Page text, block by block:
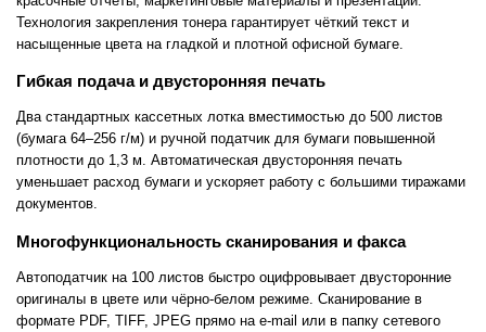
Технология закрепления тонера гарантирует чёткий текст и
насыщенные цвета на гладкой и плотной офисной бумаге.
Гибкая подача и двусторонняя печать
Два стандартных кассетных лотка вместимостью до 500 листов
(бумага 64–256 г/м) и ручной податчик для бумаги повышенной
плотности до 1,3 м. Автоматическая двусторонняя печать
уменьшает расход бумаги и ускоряет работу с большими тиражами
документов.
Многофункциональность сканирования и факса
Автоподатчик на 100 листов быстро оцифровывает двусторонние
оригиналы в цвете или чёрно-белом режиме. Сканирование в
формате PDF, TIFF, JPEG прямо на e-mail или в папку сетевого